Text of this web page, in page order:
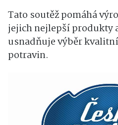
Tato soutěž pomáhá
jejich nejlepší produkty
usnadňuje výběr
potravin.